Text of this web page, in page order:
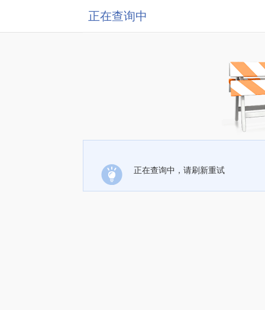
正在查询中
正在查询中，请刷新重试